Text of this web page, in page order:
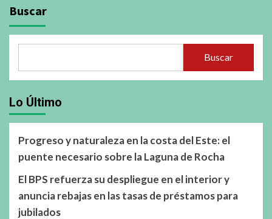
Buscar
Buscar
Lo Último
Progreso y naturaleza en la costa del Este: el
puente necesario sobre la Laguna de Rocha
El BPS refuerza su despliegue en el interior y
anuncia rebajas en las tasas de préstamos para
jubilados